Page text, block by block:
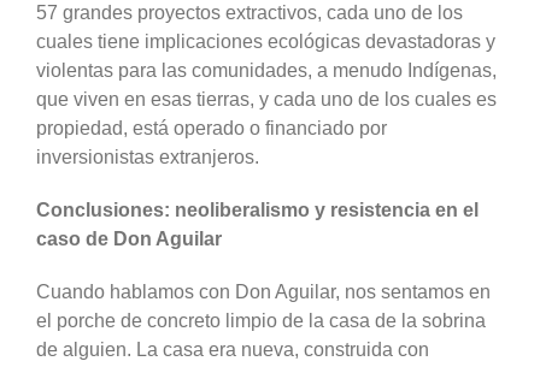
57 grandes proyectos extractivos, cada uno de los
cuales tiene implicaciones ecológicas devastadoras y
violentas para las comunidades, a menudo Indígenas,
que viven en esas tierras, y cada uno de los cuales es
propiedad, está operado o financiado por
inversionistas extranjeros.
Conclusiones: neoliberalismo y resistencia en el
caso de Don Aguilar
Cuando hablamos con Don Aguilar, nos sentamos en
el porche de concreto limpio de la casa de la sobrina
de alguien. La casa era nueva, construida con